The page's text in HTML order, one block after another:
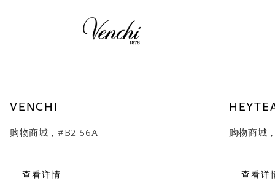
VENCHI
购物商城，#B2-56A
查看详情
购物商城
查看详